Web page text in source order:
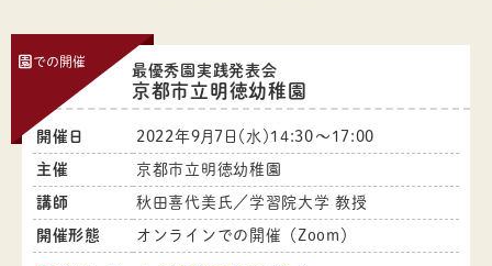
園での開催
最優秀園実践発表会
京都市立明徳幼稚園
開催日 2022年9月7日（水）14:30〜17:00
主催 京都市立明徳幼稚園
講師 秋田喜代美氏／学習院大学 教授
開催形態 オンラインでの開催（Zoom）